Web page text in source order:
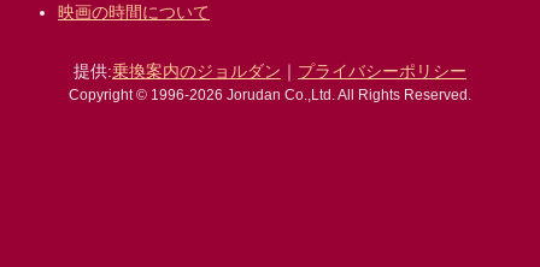
映画の時間について
提供:乗換案内のジョルダン ｜ プライバシーポリシー
Copyright © 1996-2026 Jorudan Co.,Ltd. All Rights Reserved.